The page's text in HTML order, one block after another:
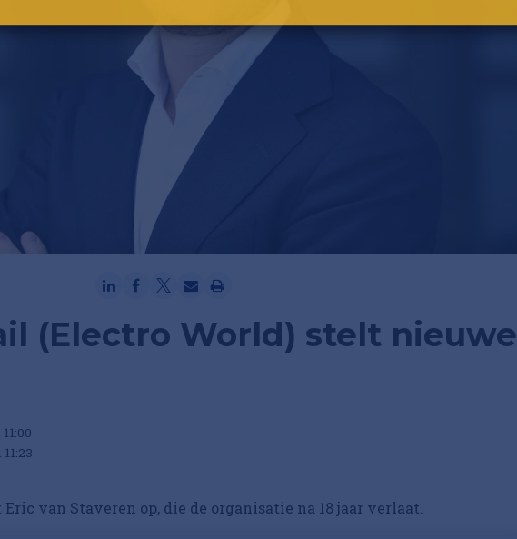
(Electro World) stelt nieuwe
van Staveren op, die de organisatie na 18 jaar verlaat.